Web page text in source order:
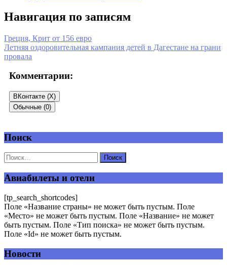
Навигация по записям
Греция, Крит от 156 евро
Летняя оздоровительная кампания детей в Дагестане на грани
провала
Комментарии:
ВКонтакте (X)
Обычные (0)
Добавить комментарий
Ваш адрес email не будет опубликован.
Поиск
Авиабилеты и отели
[tp_search_shortcodes]
Поле «Название страны» не может быть пустым. Поле
«Место» не может быть пустым. Поле «Название» не может
быть пустым. Поле «Тип поиска» не может быть пустым.
Поле «Id» не может быть пустым.
Новости